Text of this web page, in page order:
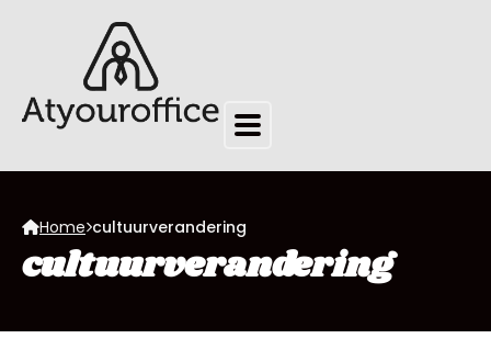
Home cultuurverandering
cultuurverandering